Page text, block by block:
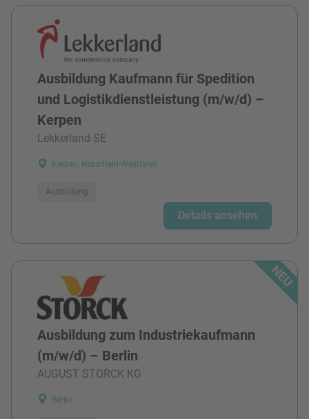
Ausbildung Kaufmann für Spedition
und Logistikdienstleistung (m/w/d) –
Kerpen
Lekkerland SE
Kerpen, Nordrhein-Westfalen
Ausbildung
Details ansehen
Ausbildung zum Industriekaufmann
(m/w/d) – Berlin
AUGUST STORCK KG
Berlin